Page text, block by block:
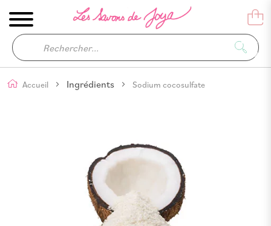
Accueil Ingrédients Sodium cocosulfate